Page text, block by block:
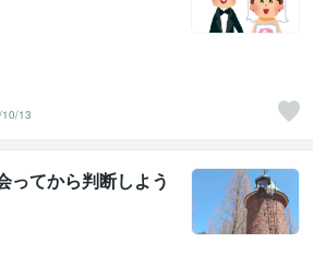
13
ってから判断しよう